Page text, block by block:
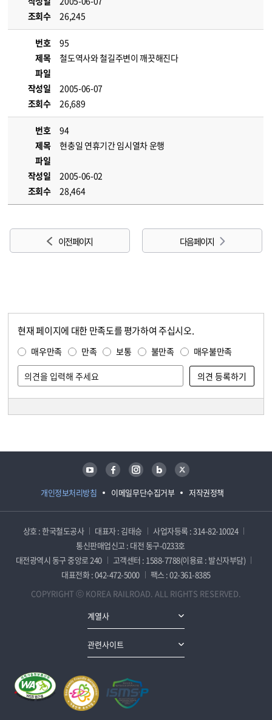
조회수
26,245
번호
95
제목
철도역사와 철길주변이 깨끗해진다
파일
작성일
2005-06-07
조회수
26,689
번호
94
제목
현충일 연휴기간 임시열차 운행
파일
작성일
2005-06-02
조회수
28,464
이전 페이지 다음 페이지
현재 페이지에 대한 만족도를 평가하여 주십시오.
매우만족 만족 보통 불만족 매우불만족
개인정보처리방침 이메일무단수집거부 저작권정책
유튜브 페이스북 인스타그램 블로그 트위터
상호 : 한국철도공사 대표자 : 김태승
사업자등록 : 314-82-10024
통신판매업신고 : 대전 동구-0233호
대전광역시 동구 중앙로 240
고객센터 : 1588-7788(이용료 : 발신자부담)
대표전화 : 042-472-5000
팩스 : 02-361-8385
COPYRIGHT ⓒ KOREA RAILROAD. ALL RIGHTS RESERVED.
계열사
관련사이트